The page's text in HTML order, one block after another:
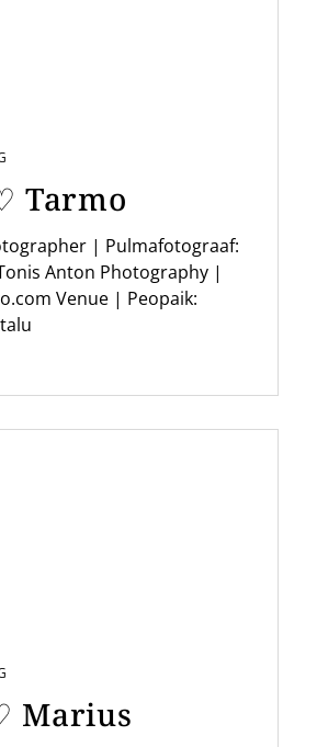
Tarmo
| Pulmafotograaf:
Anton Photography |
Venue | Peopaik:
Marius